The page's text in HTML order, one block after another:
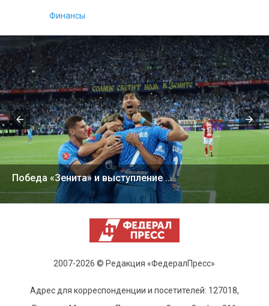
Финансы
Победа «Зенита» и выступление ...
2007-2026 © Редакция «ФедералПресс»
Адрес для корреспонденции и посетителей: 127018,